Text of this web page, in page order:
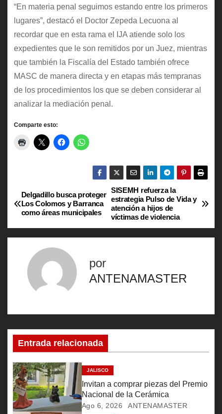
“En materia penal seguimos estando entre los primeros
lugares”, destacó el Doctor Zepeda Lecuona al
recordar que en esta rama el IJA atiende solo los
expedientes que le son remitidos por un Juez, mientras
que también la Fiscalía del Estado también ofrece
MASC de manera directa y en etapas más tempranas
de los procedimientos los que se deben considerar al
analizar la mediación penal.
Comparte esto:
N
a
v
ó
n
d
SISEMH refuerza la
estrategia Pulso de Vida y
atención a hijos de
víctimas de violencia
Delgadillo busca proteger
Los Colomos y Barranca
como áreas municipales
por
ANTENAMASTER
Entrada relacionada
JALISCO
Invitan a comprar piezas del Premio
Nacional de la Cerámica
Ago 6, 2026 ANTENAMASTER